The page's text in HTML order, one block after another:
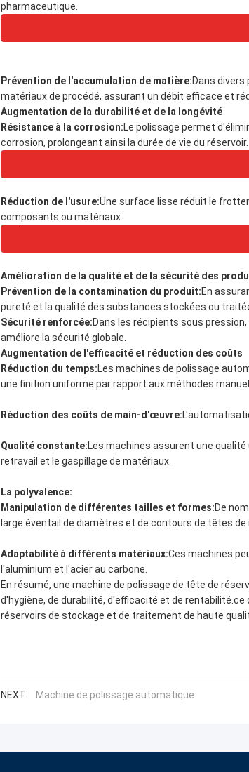
pharmaceutique.
Prévention de l'accumulation de matière:Dans
matériaux de procédé, assurant un débit efficace et
Augmentation de la durabilité et de la longévité
Résistance à la corrosion:Le polissage permet
corrosion, prolongeant ainsi la durée de vie du réservoir.
Réduction de l'usure:Une surface lisse réduit le
composants ou matériaux.
Amélioration de la qualité et de la sécurité des
Prévention de la contamination du produit:En
pureté et la qualité des substances stockées ou
Sécurité renforcée:Dans les récipients sous
améliore la sécurité globale.
Augmentation de l'efficacité et réduction des coûts
Réduction du temps:Les machines de polissage
une finition uniforme par rapport aux méthodes
Réduction des coûts de main-d'œuvre:
Qualité constante:Les machines assurent une
retravail et le gaspillage de matériaux.
La polyvalence:
Manipulation de différentes tailles et formes:De
large éventail de diamètres et de contours de têtes de
Adaptabilité à différents matériaux:Ces machines
l'aluminium et l'acier au carbone.
En résumé, une machine de polissage de tête de
d'hygiène, de durabilité, d'efficacité et de
réservoirs de stockage et de traitement de haute
NEXT: Machine de polissage automatique